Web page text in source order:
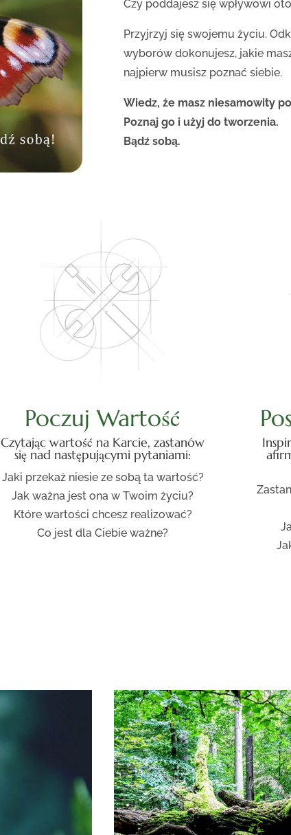
Czy poddajesz się wpływowi
Przyjrzyj się swojemu życiu.
wyborów dokonujesz, jakie
najpierw musisz poznać siebie.
Wiedz, że masz niesamowity
Poznaj go i użyj do tworzenia.
Bądź sobą.
Poczuj Wartość
Czytając wartość na Karcie, zastanów
się nad następującymi pytaniami:
Jaki przekaż niesie ze sobą ta wartość?
Jak ważna jest ona w Twoim życiu?
Które wartości chcesz realizować?
Co jest dla Ciebie ważne?